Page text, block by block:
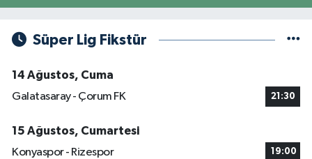
Süper Lig Fikstür
14 Ağustos, Cuma
Galatasaray - Çorum FK
21:30
15 Ağustos, Cumartesi
Konyaspor - Rizespor
19:00